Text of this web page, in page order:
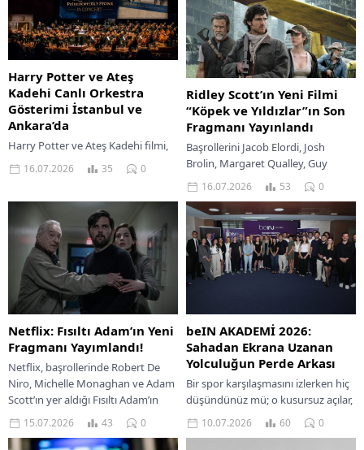
Harry Potter ve Ateş
Kadehi Canlı Orkestra
Gösterimi İstanbul ve
Ankara’da
Harry Potter ve Ateş Kadehi filmi,
canlı orkestra eşliğinde İstanbul ve
Ankara’da büyülü bir deneyim
16.07.2026 35 0
Ridley Scott’ın Yeni Filmi
“Köpek ve Yıldızlar”ın Son
Fragmanı Yayınlandı
Başrollerini Jacob Elordi, Josh
Brolin, Margaret Qualley, Guy
Pearce, Benedict Wong ve Allison
Janney’nin paylaştığı “Köpek ve
Yıldızlar” (The Dog...
16.07.2026 53 0
Netflix: Fısıltı Adam’ın Yeni
Fragmanı Yayımlandı!
Netflix, başrollerinde Robert De
Niro, Michelle Monaghan ve Adam
Scott’ın yer aldığı Fısıltı Adam’ın
resmi fragmanını paylaştı. Alex
North’un New...
15.07.2026 43 0
beIN AKADEMİ 2026:
Sahadan Ekrana Uzanan
Yolculuğun Perde Arkası
Bir spor karşılaşmasını izlerken hiç
düşündünüz mü; o kusursuz açılar,
akıcı kurgu, doğru anda gelen
tekrarlar ve yankılanan yorumlar
10.07.2026 60 0